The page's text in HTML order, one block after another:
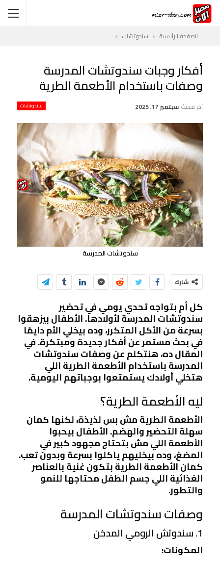
الصفحة الرئيسية سندوتشات
أفكار وجبات سندوتشات المدرسة
وصفات باستخدام الأطعمة الطرية
سندوتشات آخر تحديث سبتمبر 17, 2025
سندوتشات المدرسة
شارك
كل أم بتواجه تحدي يومي في تحضير
سندوتشات المدرسة لأولادها. الأطفال بيزهقوا
بسرعة من الأكل المتكرر، وده بيخلي الأم دايمًا
في بحث مستمر عن أفكار جديدة ومبتكرة. في
المقال ده، هنتكلم عن وصفات سندوتشات
المدرسة باستخدام الأطعمة الطرية اللي
هتخلي أولادك يستمتعوا بوجباتهم اليومية.
ليه الأطعمة الطرية؟
الأطعمة الطرية مش بس لذيذة، لكنها كمان
سهلة التحضير والهضم. الأطفال بيحبوا
الأطعمة اللي مش بتحتاج مجهود كبير في
المضغ، وده بيخليهم ياكلوا بسرعة وبدون تعب.
كمان الأطعمة الطرية بتكون غنية بالعناصر
الغذائية اللي جسم الطفل محتاجها للنمو
والتطور.
وصفات سندوتشات المدرسة
1. سندوتش الرومي المدخن
المكونات: